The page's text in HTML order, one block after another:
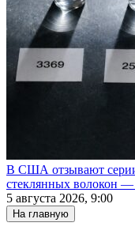
В США отзывают серии
стеклянных волокон
5 августа 2026, 9:00
На главную